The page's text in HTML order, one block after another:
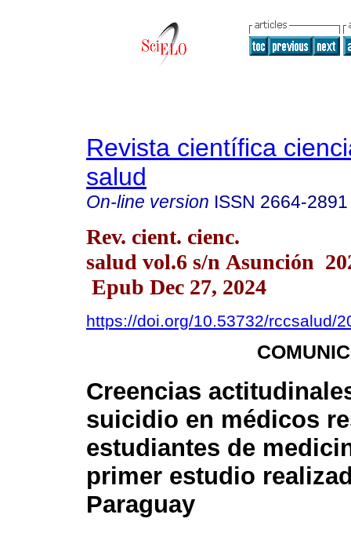
Revista científica
salud
On-line version ISSN 2664-2891
Rev. cient. cienc.
salud vol.6 s/n Asunción
Epub Dec 27, 2024
https://doi.org/10.53732/rccsalud/
Creencias
suicidio en médicos
estudiantes de
primer estudio
Paraguay